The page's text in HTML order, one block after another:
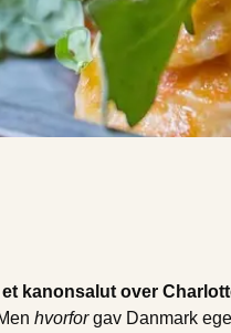
kanonsalut over
hvorforgav Danmark